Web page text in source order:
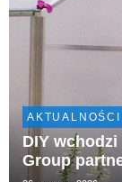
AKTUALNOŚCI
DIY
Group